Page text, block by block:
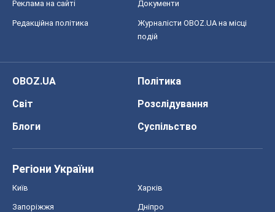
Реклама на сайті Документи
Редакційна політика
Журналісти OBOZ.UA на місці
подій
OBOZ.UA
Політика
Світ
Розслідування
Блоги
Суспільство
Регіони України
Київ Харків
Запоріжжя Дніпро